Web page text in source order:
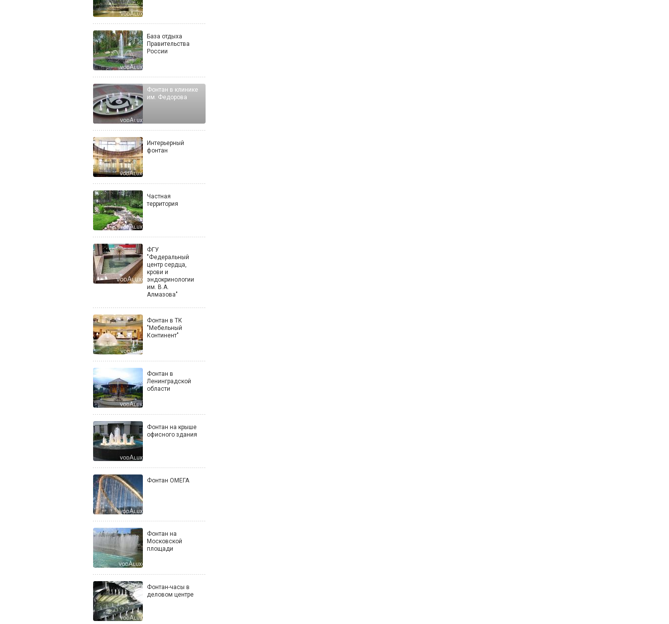
База отдыха
Правительства
России
Фонтан в клинике
им. Федорова
Интерьерный
фонтан
Частная
территория
ФГУ
"Федеральный
центр сердца,
крови и
эндокринологии
им. В.А.
Алмазова"
Фонтан в ТК
"Мебельный
Континент"
Фонтан в
Ленинградской
области
Фонтан на крыше
офисного здания
Фонтан ОМЕГА
Фонтан на
Московской
площади
Фонтан-часы в
деловом центре